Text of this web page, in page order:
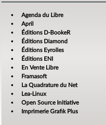
Agenda du Libre
April
Éditions D-BookeR
Éditions Diamond
Éditions Eyrolles
Éditions ENI
En Vente Libre
Framasoft
La Quadrature du Net
Lea-Linux
Open Source Initiative
Imprimerie Grafik Plus